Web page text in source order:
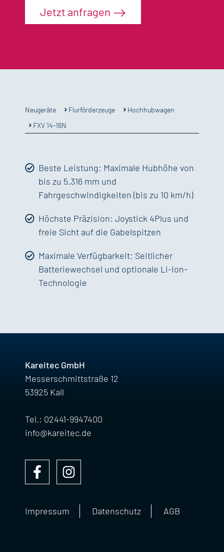
Jetzt anfragen
Neugeräte Flurförderzeuge
Hochhubwagen
FXV 14-16N
Beste Leistung: Maximale Hubhöhe von
bis zu 5.316 mm und
Fahrgeschwindigkeiten (bis zu 10 km/h)
Höchste Präzision: Joystick 4Plus und
freie Sicht auf die Gabelspitzen
Maximale Verfügbarkeit: Seitlicher
Batteriewechsel und optionale Li-Ion-
Technologie
Kareitec GmbH
Messerschmittstraße 12
53925 Kall
Tel.: 02441-9947400
info@kareitec.de
Impressum Datenschutz AGB